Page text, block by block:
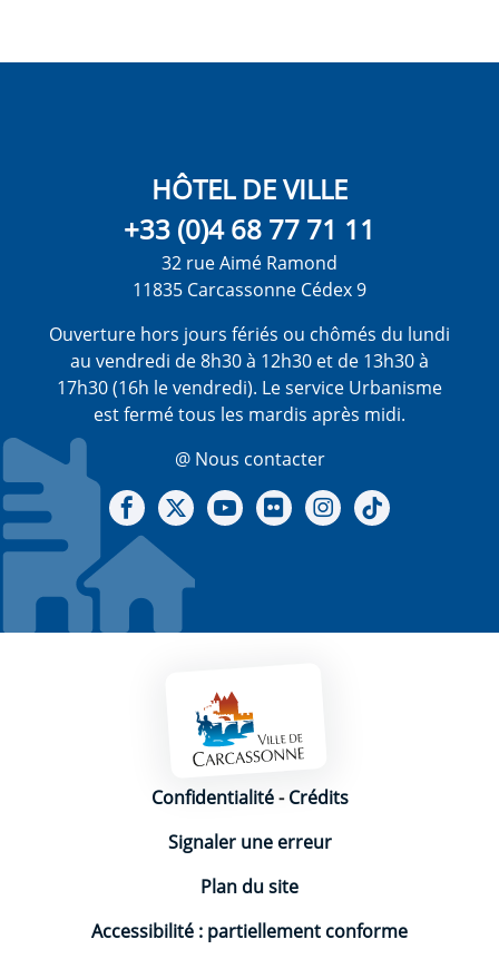
HÔTEL DE VILLE
+33 (0)4 68 77 71 11
32 rue Aimé Ramond
11835 Carcassonne Cédex 9
Ouverture hors jours fériés ou chômés du lundi
au vendredi de 8h30 à 12h30 et de 13h30 à
17h30 (16h le vendredi). Le service Urbanisme
est fermé tous les mardis après midi.
@ Nous contacter
Notre Facebook
Notre X - (twitter)
Notre chaine Youtube
Notre Gallerie sur Flickr
Notre Instagram
Mentions légales
Confidentialité-Crédits
Signaler une erreur
Plan du site
Accessibilité : partiellement conforme